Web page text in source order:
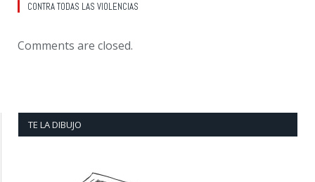
CONTRA TODAS LAS VIOLENCIAS
Comments are closed.
TE LA DIBUJO